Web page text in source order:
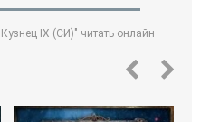
IX (СИ)" читать онлайн